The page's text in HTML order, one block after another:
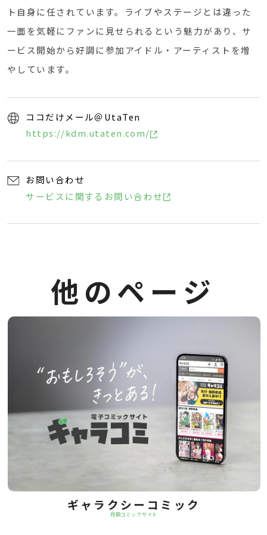
ト自身に任されています。ライブやステージとは違った
一面を気軽にファンに見せられるという魅力があり、サ
ービス開始から好調に参加アイドル・アーティストを増
やしています。
ココだけメール＠UtaTen
https://kdm.utaten.com/
お問い合わせ
サービスに関するお問い合わせ
他のペ ー ジ
ギャラクシーコミック
月額コミックサイト